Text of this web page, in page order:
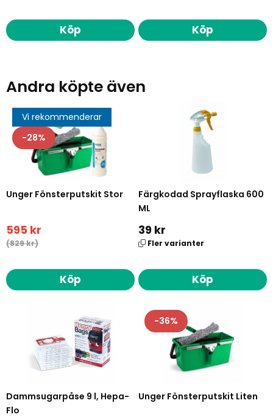
Köp Köp
Andra köpte även
Vi rekommenderar
28
Unger Fönsterputskit Stor
595 kr
(829 kr)
Köp
Färgkodad Sprayflaska 600
ML
39 kr
Fler varianter
Köp
Dammsugarpåse 9 l, Hepa-
Flo
36
Unger Fönsterputskit Liten